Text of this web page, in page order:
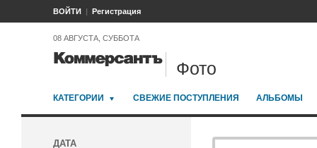
ВОЙТИ Регистрация
08 АВГУСТА, СУББОТА
Фото
КАТЕГОРИИ СВЕЖИЕ ПОСТУПЛЕНИЯ АЛЬБОМЫ
ДАТА